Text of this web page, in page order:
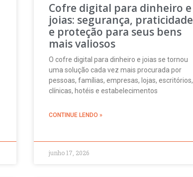
Cofre digital para dinheiro e
joias: segurança, praticidade
e proteção para seus bens
mais valiosos
O cofre digital para dinheiro e joias se tornou
uma solução cada vez mais procurada por
pessoas, famílias, empresas, lojas, escritórios,
clínicas, hotéis e estabelecimentos
CONTINUE LENDO »
junho 17, 2026